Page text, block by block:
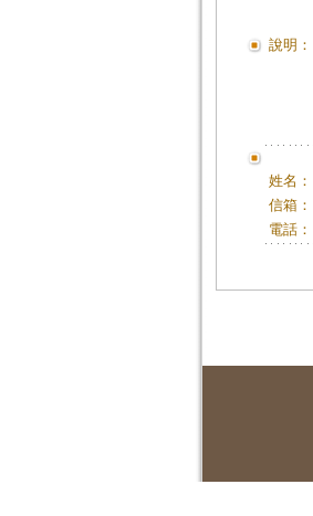
說明：
姓名：
信箱：
電話：